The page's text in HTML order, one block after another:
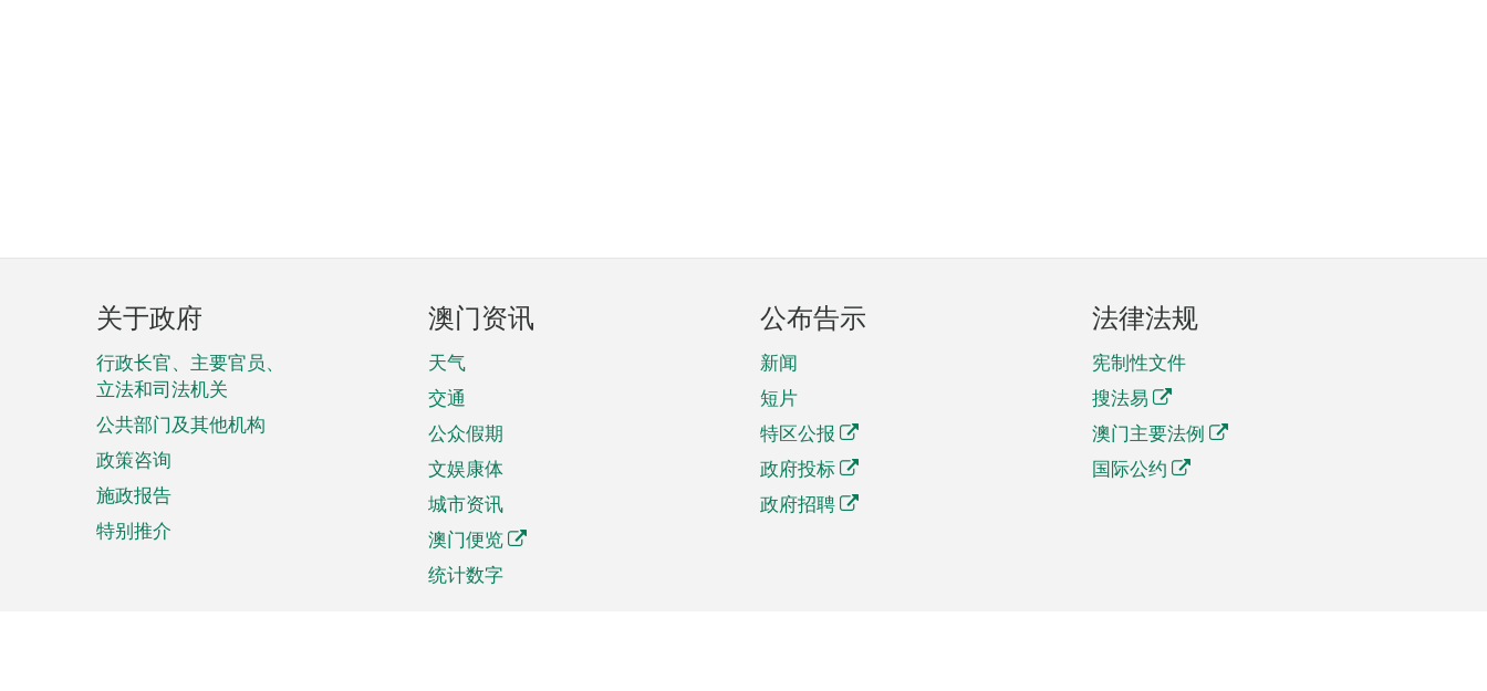
页
脚
菜
单
关于政府
行政长官、主要官员、
立法和司法机关
公共部门及其他机构
政策咨询
施政报告
特别推介
澳门资讯
天气
交通
公众假期
文娱康体
城市资讯
澳门便览
统计数字
公布告示
新闻
短片
特区公报
政府投标
政府招聘
法律法规
宪制性文件
搜法易
澳门主要法例
国际公约